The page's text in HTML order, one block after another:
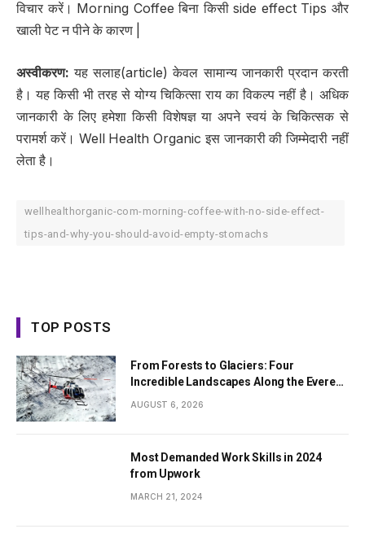
विचार करें। Morning Coffee बिना किसी side effect Tips और
खाली पेट न पीने के कारण |
अस्वीकरण: यह सलाह(article) केवल सामान्य जानकारी प्रदान करती
है। यह किसी भी तरह से योग्य चिकित्सा राय का विकल्प नहीं है। अधिक
जानकारी के लिए हमेशा किसी विशेषज्ञ या अपने स्वयं के चिकित्सक से
परामर्श करें। Well Health Organic इस जानकारी की जिम्मेदारी नहीं
लेता है।
wellhealthorganic-com-morning-coffee-with-no-side-effect-
tips-and-why-you-should-avoid-empty-stomachs
TOP POSTS
From Forests to Glaciers: Four
Incredible Landscapes Along the Everest
AUGUST 6, 2026
Most Demanded Work Skills in 2024
from Upwork
MARCH 21, 2024